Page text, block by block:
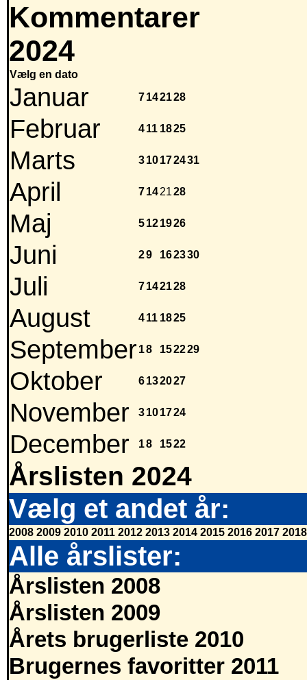
Kommentarer
2024
Vælg en dato
Januar 7142128
Februar 411 1825
Marts 310172431
April 7142128
Maj 5121926
Juni 29 162330
Juli 7142128
August 411 1825
September 18 152229
Oktober 6132027
November 3101724
December 18 1522
Årslisten 2024
Vælg et andet år:
2008 2009 2010 2011 2012 2013 2014 2015 2016 2017 2018
Alle årslister:
Årslisten 2008
Årslisten 2009
Årets brugerliste 2010
Brugernes favoritter 2011